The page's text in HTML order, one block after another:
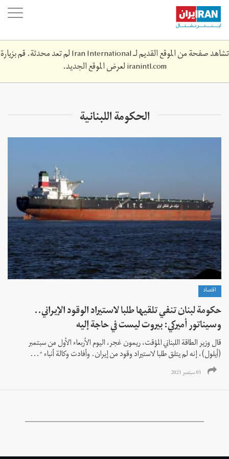
Skip
main
content
تشاهد صفحة من الموقع القديم لـ Iran International لم تعد محدثة. قم بزيارة
iranintl.comلعرض الموقع الجديد.
الحكومة اللبنانية
اقتصاد
حكومة لبنان تنفي تلقيها طلبا لاستيراد الوقود الإيراني..
وسيناتور أميركي: بيروت ليست في حاجة إليه
قال وزير الطاقة اللبناني المؤقت، ريمون غجر، اليوم الأربعاء الأول من سبتمبر
(أيلول)، إنه لم يتلق طلبا لاستيراد وقود من إيران. وأفادت وكالة أنباء "...
01 سبتمبر 2021